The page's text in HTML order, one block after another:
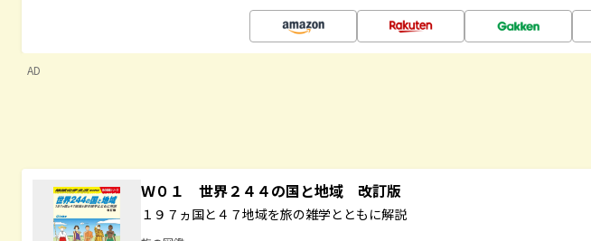
AD
Ｗ０１ 世界２４４の国と地域 改訂版
１９７ヵ国と４７地域を旅の雑学とともに解説